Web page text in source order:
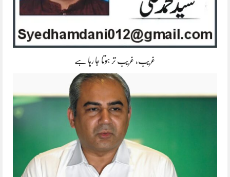
غریب، غریب تر ہوتا جا رہا ہے